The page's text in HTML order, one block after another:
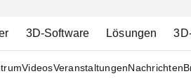
3D-Software Lösungen
VideosVeranstaltungenNachrichten